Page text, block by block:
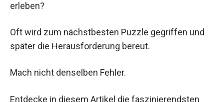
erleben?
Oft wird zum nächstbesten Puzzle gegriffen und
später die Herausforderung bereut.
Mach nicht denselben Fehler.
Entdecke in diesem Artikel die faszinierendsten